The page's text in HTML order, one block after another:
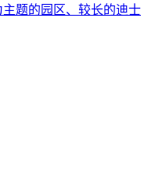
题的园区、较长的迪士